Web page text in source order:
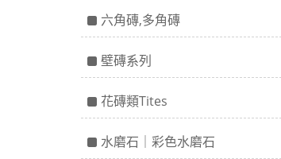
六角磚,多角磚
壁磚系列
花磚類Tites
水磨石｜彩色水磨石